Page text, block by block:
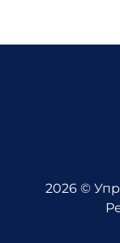
2026 ©